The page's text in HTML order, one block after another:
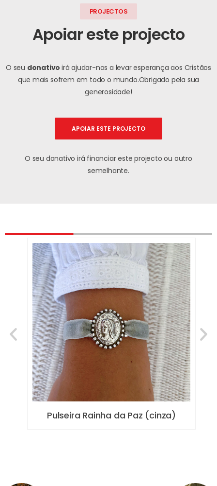
PROJECTOS
Apoiar este projecto
O seu donativo irá ajudar-nos a levar esperança aos Cristãos
que mais sofrem em todo o mundo.Obrigado pela sua
generosidade!
APOIAR ESTE PROJECTO
O seu donativo irá financiar este projecto ou outro
semelhante.
Pulseira Rainha da Paz (cinza)